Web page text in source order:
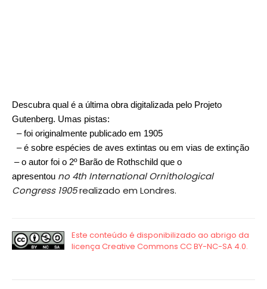
Descubra qual é a última obra digitalizada pelo Projeto
Gutenberg. Umas pistas:
– foi originalmente publicado em 1905
– é sobre espécies de aves extintas ou em vias de extinção
– o autor foi o 2º Barão de Rothschild que o
apresentou no4th International Ornithological
Congress 1905realizado em Londres.